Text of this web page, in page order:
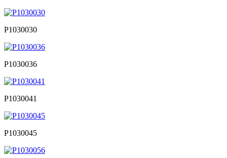
P1030030
P1030036
P1030041
P1030045